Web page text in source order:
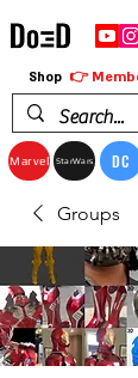
Marvel StarWars DC
Shop 👉
Groups